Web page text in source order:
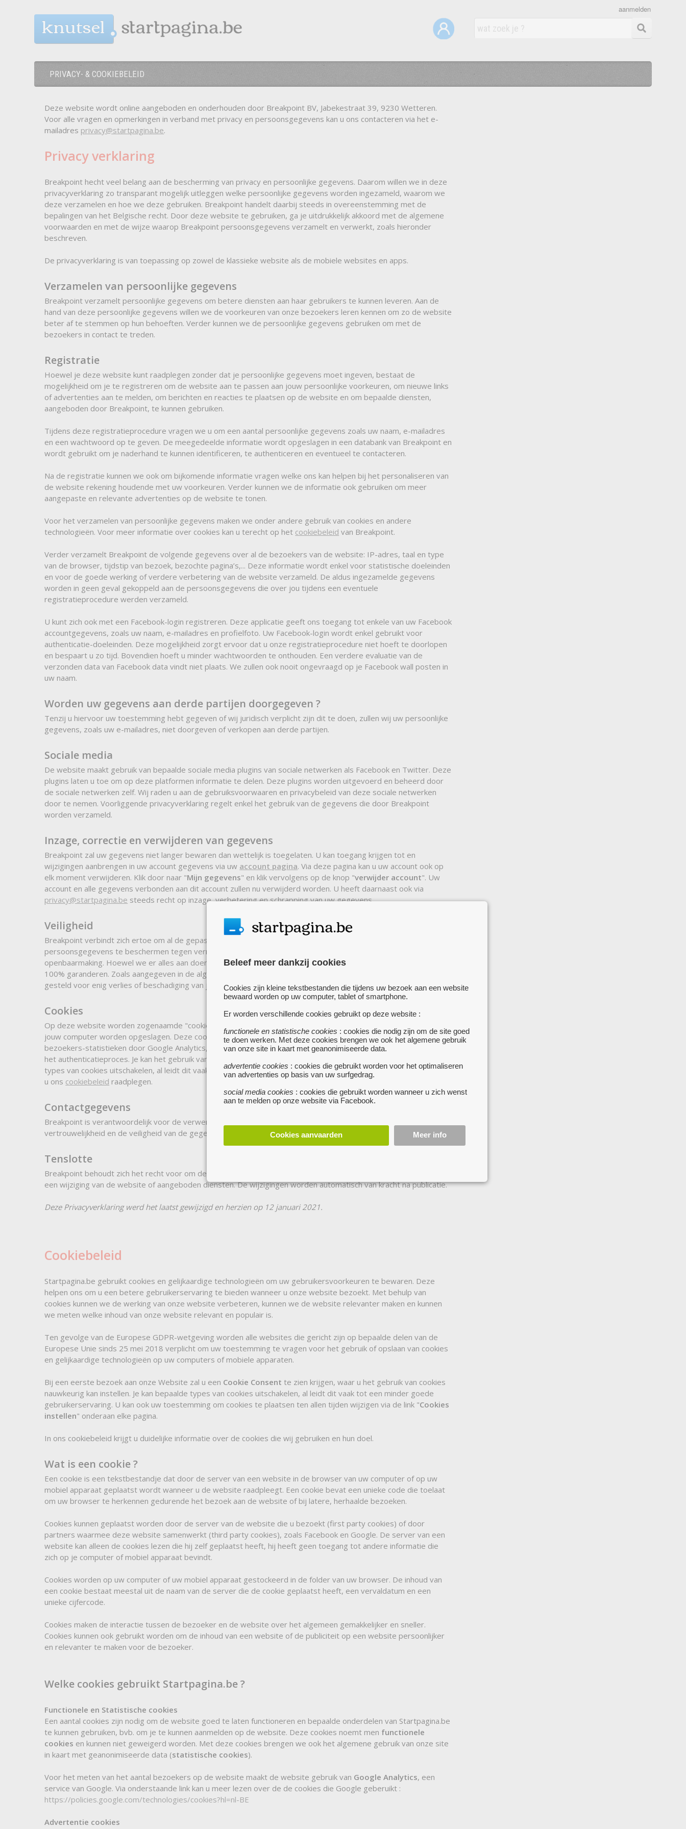
Beleef meer dankzij cookies
Cookies zijn kleine tekstbestanden die tijdens uw bezoek aan een website
bewaard worden op uw computer, tablet of smartphone.
Er worden verschillende cookies gebruikt op deze website :
functionele en statistische cookies : cookies die nodig zijn om de site goed
te doen werken. Met deze cookies brengen we ook het algemene gebruik
van onze site in kaart met geanonimiseerde data.
advertentie cookies : cookies die gebruikt worden voor het optimaliseren
van advertenties op basis van uw surfgedrag.
social media cookies : cookies die gebruikt worden wanneer u zich wenst
aan te melden op onze website via Facebook.
Cookies aanvaarden Meer info
knutsel
aanmelden
PRIVACY- & COOKIEBELEID
Deze website wordt online aangeboden en onderhouden door Breakpoint BV, Jabekestraat 39, 9230 Wetteren.
Voor alle vragen en opmerkingen in verband met privacy en persoonsgegevens kan u ons contacteren via het e-
mailadres privacy@startpagina.be.
Privacy verklaring
Breakpoint hecht veel belang aan de bescherming van privacy en persoonlijke gegevens. Daarom willen we in deze
privacyverklaring zo transparant mogelijk uitleggen welke persoonlijke gegevens worden ingezameld, waarom we
deze verzamelen en hoe we deze gebruiken. Breakpoint handelt daarbij steeds in overeenstemming met de
bepalingen van het Belgische recht. Door deze website te gebruiken, ga je uitdrukkelijk akkoord met de algemene
voorwaarden en met de wijze waarop Breakpoint persoonsgegevens verzamelt en verwerkt, zoals hieronder
beschreven.
De privacyverklaring is van toepassing op zowel de klassieke website als de mobiele websites en apps.
Verzamelen van persoonlijke gegevens
Breakpoint verzamelt persoonlijke gegevens om betere diensten aan haar gebruikers te kunnen leveren. Aan de
hand van deze persoonlijke gegevens willen we de voorkeuren van onze bezoekers leren kennen om zo de website
beter af te stemmen op hun behoeften. Verder kunnen we de persoonlijke gegevens gebruiken om met de
bezoekers in contact te treden.
Registratie
Hoewel je deze website kunt raadplegen zonder dat je persoonlijke gegevens moet ingeven, bestaat de
mogelijkheid om je te registreren om de website aan te passen aan jouw persoonlijke voorkeuren, om nieuwe links
of advertenties aan te melden, om berichten en reacties te plaatsen op de website en om bepaalde diensten,
aangeboden door Breakpoint, te kunnen gebruiken.
Tijdens deze registratieprocedure vragen we u om een aantal persoonlijke gegevens zoals uw naam, e-mailadres
en een wachtwoord op te geven. De meegedeelde informatie wordt opgeslagen in een databank van Breakpoint en
wordt gebruikt om je naderhand te kunnen identificeren, te authenticeren en eventueel te contacteren.
Na de registratie kunnen we ook om bijkomende informatie vragen welke ons kan helpen bij het personaliseren van
de website rekening houdende met uw voorkeuren. Verder kunnen we de informatie ook gebruiken om meer
aangepaste en relevante advertenties op de website te tonen.
Voor het verzamelen van persoonlijke gegevens maken we onder andere gebruik van cookies en andere
technologieën. Voor meer informatie over cookies kan u terecht op het cookiebeleid van Breakpoint.
Verder verzamelt Breakpoint de volgende gegevens over al de bezoekers van de website: IP-adres, taal en type
van de browser, tijdstip van bezoek, bezochte pagina’s,... Deze informatie wordt enkel voor statistische doeleinden
en voor de goede werking of verdere verbetering van de website verzameld. De aldus ingezamelde gegevens
worden in geen geval gekoppeld aan de persoonsgegevens die over jou tijdens een eventuele
registratieprocedure werden verzameld.
U kunt zich ook met een Facebook-login registreren. Deze applicatie geeft ons toegang tot enkele van uw Facebook
accountgegevens, zoals uw naam, e-mailadres en profielfoto. Uw Facebook-login wordt enkel gebruikt voor
authenticatie-doeleinden. Deze mogelijkheid zorgt ervoor dat u onze registratieprocedure niet hoeft te doorlopen
en bespaart u zo tijd. Bovendien hoeft u minder wachtwoorden te onthouden. Een verdere evaluatie van de
verzonden data van Facebook data vindt niet plaats. We zullen ook nooit ongevraagd op je Facebook wall posten in
uw naam.
Worden uw gegevens aan derde partijen doorgegeven ?
Tenzij u hiervoor uw toestemming hebt gegeven of wij juridisch verplicht zijn dit te doen, zullen wij uw persoonlijke
gegevens, zoals uw e-mailadres, niet doorgeven of verkopen aan derde partijen.
Sociale media
De website maakt gebruik van bepaalde sociale media plugins van sociale netwerken als Facebook en Twitter. Deze
plugins laten u toe om op deze platformen informatie te delen. Deze plugins worden uitgevoerd en beheerd door
de sociale netwerken zelf. Wij raden u aan de gebruiksvoorwaaren en privacybeleid van deze sociale netwerken
door te nemen. Voorliggende privacyverklaring regelt enkel het gebruik van de gegevens die door Breakpoint
worden verzameld.
Inzage, correctie en verwijderen van gegevens
Breakpoint zal uw gegevens niet langer bewaren dan wettelijk is toegelaten. U kan toegang krijgen tot en
wijzigingen aanbrengen in uw account gegevens via uw account pagina. Via deze pagina kan u uw account ook op
elk moment verwijderen. Klik door naar "Mijn gegevens" en klik vervolgens op de knop "verwijder account". Uw
account en alle gegevens verbonden aan dit account zullen nu verwijderd worden. U heeft daarnaast ook via
privacy@startpagina.be steeds recht op inzage, verbetering en schrapping van uw gegevens.
Veiligheid
Breakpoint verbindt zich ertoe om al de gepaste technische en organisatorische maatregelen te treffen om je
persoonsgegevens te beschermen tegen vernietiging, verlies, onbedoelde wijziging, beschadiging of
openbaarmaking. Hoewel we er alles aan doen om de veiligheid van uw gegevens te vrijwaren, kunnen we dit niet
100% garanderen. Zoals aangegeven in de algemene voorwaarden, kan Breakpoint niet aansprakelijk worden
gesteld voor enig verlies of beschadiging van jouw persoonsgegevens.
Cookies
Op deze website worden zogenaamde "cookies" gebruikt, dit zijn kleine deeltjes informatie die door de browser op
jouw computer worden opgeslagen. Deze cookies bevatten ondermeer de volgende gegevens: identificatie voor
bezoekers-statistieken door Google Analytics, voorkeuren op de website, gegevens die gebruikt worden tijdens
het authenticatieproces. Je kan het gebruik van cookies nauwkeurig instellen via de Cookie Consent. Je kan bepaalde
types van cookies uitschakelen, al leidt dit vaak tot een minder goede gebruikerservaring. Voor meer informatie kan
u ons cookiebeleid raadplegen.
Contactgegevens
Breakpoint is verantwoordelijk voor de verwerking van deze persoonsgegevens en ziet toe op de
vertrouwelijkheid en de veiligheid van de gegevens. Je kan Breakpoint steeds contacteren.
Tenslotte
Breakpoint behoudt zich het recht voor om deze Privacyverklaring op elk moment te veranderen, bijvoorbeeld na
een wijziging van de website of aangeboden diensten. De wijzigingen worden automatisch van kracht na publicatie.
Deze Privacyverklaring werd het laatst gewijzigd en herzien op 12 januari 2021.
Cookiebeleid
Startpagina.be gebruikt cookies en gelijkaardige technologieën om uw gebruikersvoorkeuren te bewaren. Deze
helpen ons om u een betere gebruikerservaring te bieden wanneer u onze website bezoekt. Met behulp van
cookies kunnen we de werking van onze website verbeteren, kunnen we de website relevanter maken en kunnen
we meten welke inhoud van onze website relevant en populair is.
Ten gevolge van de Europese GDPR-wetgeving worden alle websites die gericht zijn op bepaalde delen van de
Europese Unie sinds 25 mei 2018 verplicht om uw toestemming te vragen voor het gebruik of opslaan van cookies
en gelijkaardige technologieën op uw computers of mobiele apparaten.
Bij een eerste bezoek aan onze Website zal u een Cookie Consent te zien krijgen, waar u het gebruik van cookies
nauwkeurig kan instellen. Je kan bepaalde types van cookies uitschakelen, al leidt dit vaak tot een minder goede
gebruikerservaring. U kan ook uw toestemming om cookies te plaatsen ten allen tijden wijzigen via de link "Cookies
instellen" onderaan elke pagina.
In ons cookiebeleid krijgt u duidelijke informatie over de cookies die wij gebruiken en hun doel.
Wat is een cookie ?
Een cookie is een tekstbestandje dat door de server van een website in de browser van uw computer of op uw
mobiel apparaat geplaatst wordt wanneer u de website raadpleegt. Een cookie bevat een unieke code die toelaat
om uw browser te herkennen gedurende het bezoek aan de website of bij latere, herhaalde bezoeken.
Cookies kunnen geplaatst worden door de server van de website die u bezoekt (first party cookies) of door
partners waarmee deze website samenwerkt (third party cookies), zoals Facebook en Google. De server van een
website kan alleen de cookies lezen die hij zelf geplaatst heeft, hij heeft geen toegang tot andere informatie die
zich op je computer of mobiel apparaat bevindt.
Cookies worden op uw computer of uw mobiel apparaat gestockeerd in de folder van uw browser. De inhoud van
een cookie bestaat meestal uit de naam van de server die de cookie geplaatst heeft, een vervaldatum en een
unieke cijfercode.
Cookies maken de interactie tussen de bezoeker en de website over het algemeen gemakkelijker en sneller.
Cookies kunnen ook gebruikt worden om de inhoud van een website of de publiciteit op een website persoonlijker
en relevanter te maken voor de bezoeker.
Welke cookies gebruikt Startpagina.be ?
Functionele en Statistische cookies
Een aantal cookies zijn nodig om de website goed te laten functioneren en bepaalde onderdelen van Startpagina.be
te kunnen gebruiken, bvb. om je te kunnen aanmelden op de website. Deze cookies noemt men functionele
cookies en kunnen niet geweigerd worden. Met deze cookies brengen we ook het algemene gebruik van onze site
in kaart met geanonimiseerde data (statistische cookies).
Voor het meten van het aantal bezoekers op de website maakt de website gebruik van Google Analytics, een
service van Google. Via onderstaande link kan u meer lezen over de de cookies die Google geberuikt :
https://policies.google.com/technologies/cookies?hl=nl-BE
Advertentie cookies